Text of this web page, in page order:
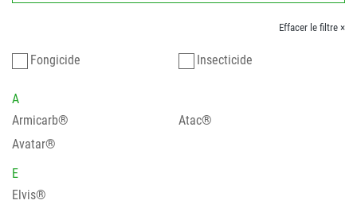
Effacer le filtre ×
Fongicide Insecticide
A
Armicarb®
Atac®
Avatar®
E
Elvis®